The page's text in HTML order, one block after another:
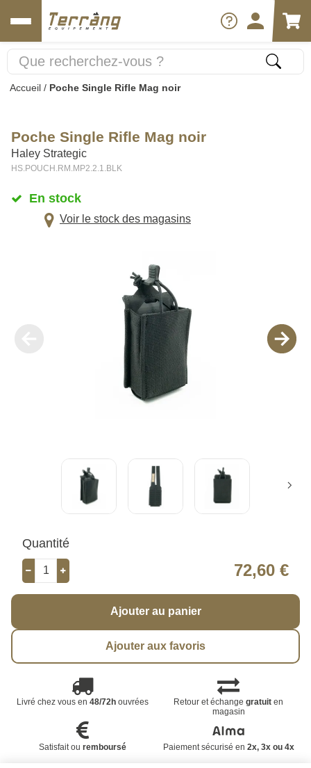
Accueil / Poche Single Rifle Mag noir
Poche Single Rifle Mag noir
Haley Strategic
HS.POUCH.RM.MP2.2.1.BLK
En stock
Voir le stock des magasins
Quantité
72,60 €
Ajouter au panier
Ajouter aux favoris
Livré chez vous en 48/72houvrées Retour et échangegratuit en
magasin
Satisfait ou remboursé Paiement sécurisé en 2x, 3x ou 4x